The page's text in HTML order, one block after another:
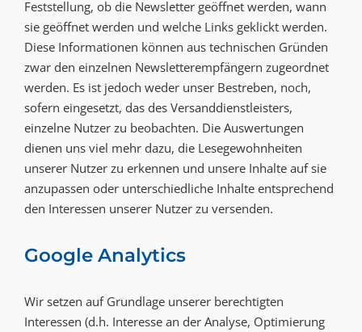
Feststellung, ob die Newsletter geöffnet werden, wann
sie geöffnet werden und welche Links geklickt werden.
Diese Informationen können aus technischen Gründen
zwar den einzelnen Newsletterempfängern zugeordnet
werden. Es ist jedoch weder unser Bestreben, noch,
sofern eingesetzt, das des Versanddienstleisters,
einzelne Nutzer zu beobachten. Die Auswertungen
dienen uns viel mehr dazu, die Lesegewohnheiten
unserer Nutzer zu erkennen und unsere Inhalte auf sie
anzupassen oder unterschiedliche Inhalte entsprechend
den Interessen unserer Nutzer zu versenden.
Google Analytics
Wir setzen auf Grundlage unserer berechtigten
Interessen (d.h. Interesse an der Analyse, Optimierung